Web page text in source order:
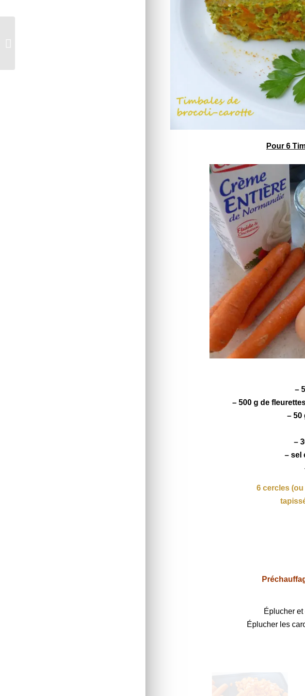
Pour 6
–
– 500 g de
– 50
–
– sel
6 cercles
Éplucher et
Éplucher les